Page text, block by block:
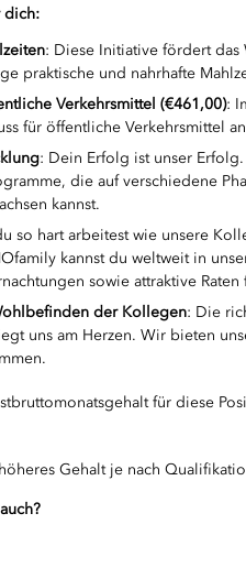
dich:
: Diese Initiative fördert
praktische und nahrhafte
Verkehrsmittel (€461,00):
für öffentliche Verkehrsmittel
: Dein Erfolg ist unser
die auf verschiedene
kannst.
so hart arbeitest wie unsere
kannst du weltweit in
sowie attraktive
der Kollegen: Die
uns am Herzen. Wir bieten
für diese
Gehalt je nach